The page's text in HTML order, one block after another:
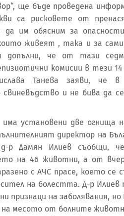
ще бъде проведена
са рисковете от
да им обясним за
живеят , така и за
допълни, че от тази
комисии в тези
Танева заяви, че
свиневъдство и не бива да
установени две огнища
директор на
р Дамян Илиев съобщи,
на 46 животни, а от
с АЧС прасе, което се
на болестта. Д-р
признаци на заболявания,
месото от болните